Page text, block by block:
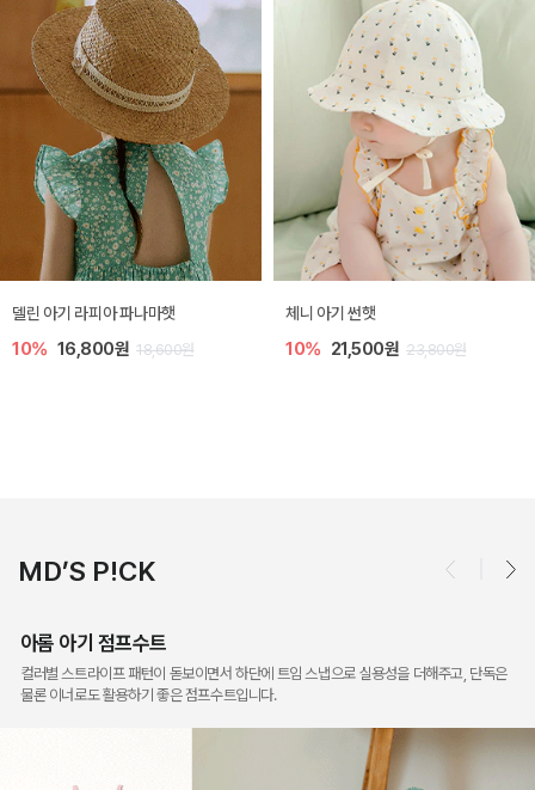
[SIZE ~6Y] 슈미 가디건
5% 17,100원 18,000원
[SIZE ~6Y] 마인 니트 가디건
10% 26,100원 29,000원
MD’S P!CK
아롬 아기 점프수트
컬러별 스트라이프 패턴이 돋보이면서 하단에 트임 스냅으로 실용성을 더해주고, 단독은
물론 이너로도 활용하기 좋은 점프수트입니다.